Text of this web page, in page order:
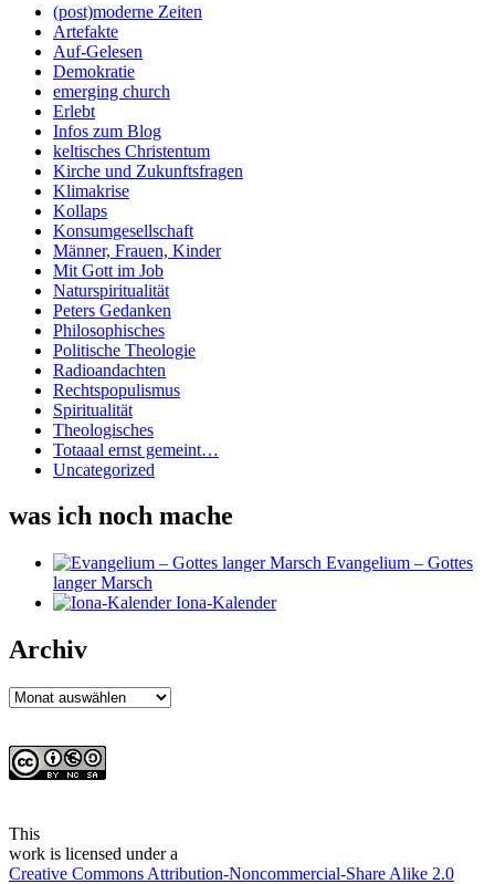
(post)moderne Zeiten
Artefakte
Auf-Gelesen
Demokratie
emerging church
Erlebt
Infos zum Blog
keltisches Christentum
Kirche und Zukunftsfragen
Klimakrise
Kollaps
Konsumgesellschaft
Männer, Frauen, Kinder
Mit Gott im Job
Naturspiritualität
Peters Gedanken
Philosophisches
Politische Theologie
Radioandachten
Rechtspopulismus
Spiritualität
Theologisches
Totaaal ernst gemeint…
Uncategorized
was ich noch mache
Evangelium – Gottes
langer Marsch
Iona-Kalender
Archiv
Archiv
This
work is licensed under a
Creative Commons Attribution-Noncommercial-Share Alike 2.0